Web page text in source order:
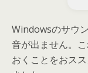
Windowsのサウ
音が出ません。
おくことをおス